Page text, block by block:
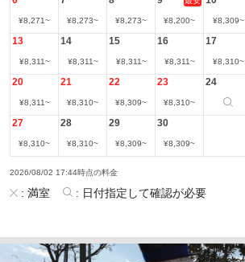
¥8,271~ ¥8,273~ ¥8,273~ ¥8,200~ ¥8,309~
13
¥8,311~
14
¥8,311~
15
¥8,311~
16
¥8,311~
17
¥8,310~
20
¥8,311~
21
¥8,310~
22
¥8,309~
23
¥8,310~
24
27
¥8,310~
28
¥8,310~
29
¥8,309~
30
¥8,309~
2026/08/02 17:44時点の料金
: 満室 : 日付指定して確認が必要